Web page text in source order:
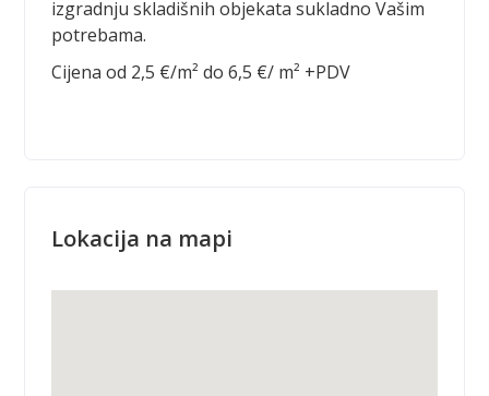
izgradnju skladišnih objekata sukladno Vašim
potrebama.
Cijena od 2,5 €/m² do 6,5 €/ m² +PDV
Lokacija na mapi